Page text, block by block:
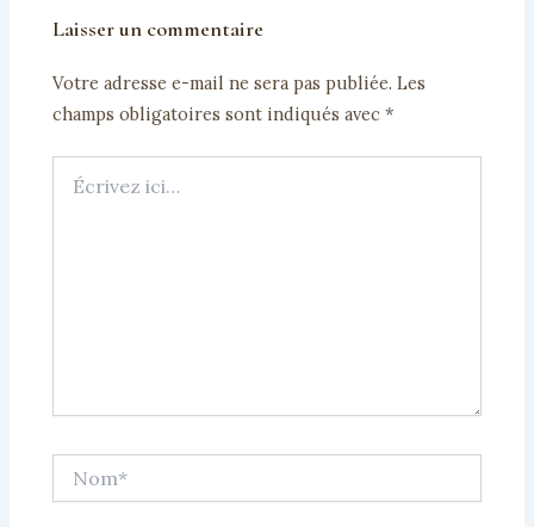
Laisser un commentaire
Votre adresse e-mail ne sera pas publiée. Les
champs obligatoires sont indiqués avec*
ici…